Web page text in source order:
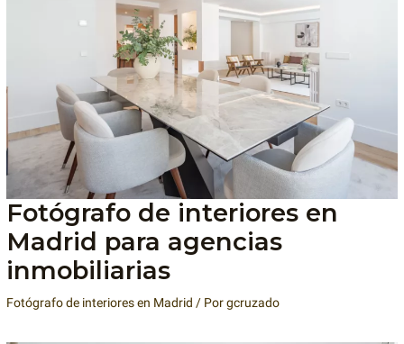
Fotógrafo de interiores en
Madrid para agencias
inmobiliarias
Fotógrafo de interiores en Madrid / Porgcruzado